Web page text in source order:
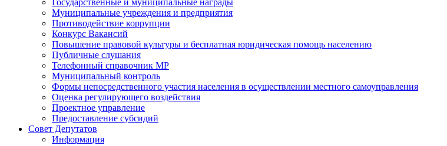
Государственные и муниципальные награды
Муниципальные учреждения и предприятия
Противодействие коррупции
Конкурс Вакансий
Повышение правовой культуры и бесплатная юридическая помощь населению
Публичные слушания
Телефонный справочник МР
Муниципальный контроль
Формы непосредственного участия населения в осуществлении местного самоуправления
Оценка регулирующего воздействия
Проектное управление
Предоставление субсидий
Совет Депутатов
Информация